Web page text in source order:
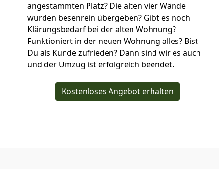
angestammten Platz? Die alten vier Wände
wurden besenrein übergeben? Gibt es noch
Klärungsbedarf bei der alten Wohnung?
Funktioniert in der neuen Wohnung alles? Bist
Du als Kunde zufrieden? Dann sind wir es auch
und der Umzug ist erfolgreich beendet.
Kostenloses Angebot erhalten